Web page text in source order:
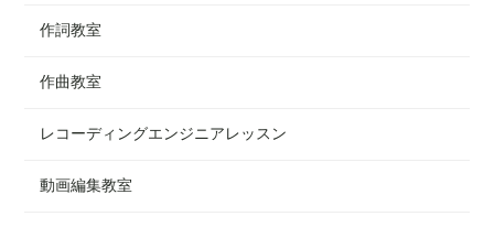
作詞教室
作曲教室
レコーディングエンジニアレッスン
動画編集教室